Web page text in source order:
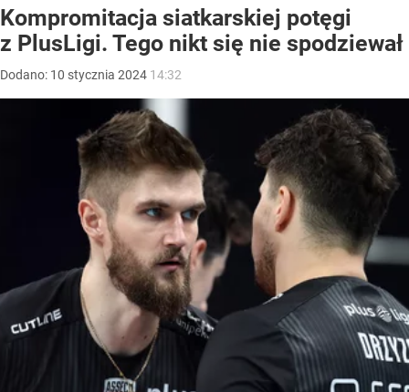
Kompromitacja siatkarskiej potęgi
z PlusLigi. Tego nikt się nie spodziewał
Dodano: 10 stycznia 2024 14:32